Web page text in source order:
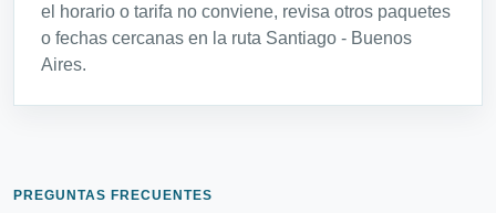
el horario o tarifa no conviene, revisa otros paquetes
o fechas cercanas en la ruta Santiago - Buenos
Aires.
PREGUNTAS FRECUENTES